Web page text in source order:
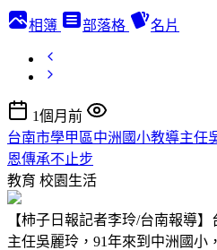
相簿 部落格 名片
1個月前
台南市學甲區中洲國小教導主任
恩傳承不止步
教育 校園生活
【柿子日報記者李玲/台南報導
主任吳麗玲，91年來到中洲國小